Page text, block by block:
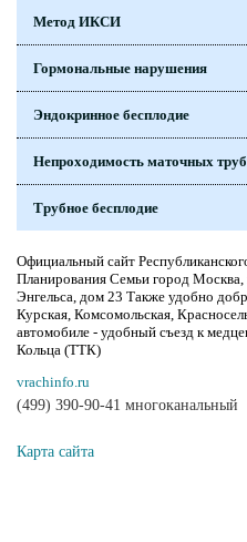
Метод ИКСИ
Гормональные нарушения
Эндокринное бесплодие
Непроходимость маточных труб
Трубное бесплодие
Официальный сайт
Планирования Семьи город
Энгельса, дом 23 Также удобно
Курская, Комсомольская,
автомобиле - удобный съезд к
Кольца (ТТК)
vrachinfo.ru
(499) 390-90-41 многоканальный
Карта сайта